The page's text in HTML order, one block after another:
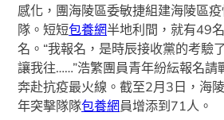
感化，團海陵區委敏捷組建海陵區
隊。短短包養網半地利間，就有49
名。“我報名，是時辰接收黨的考驗
讓我往……”浩繁團員青年紛紜報名請
奔赴抗疫最火線。截至2月3日，海
年突擊隊隊包養網員增添到71人。